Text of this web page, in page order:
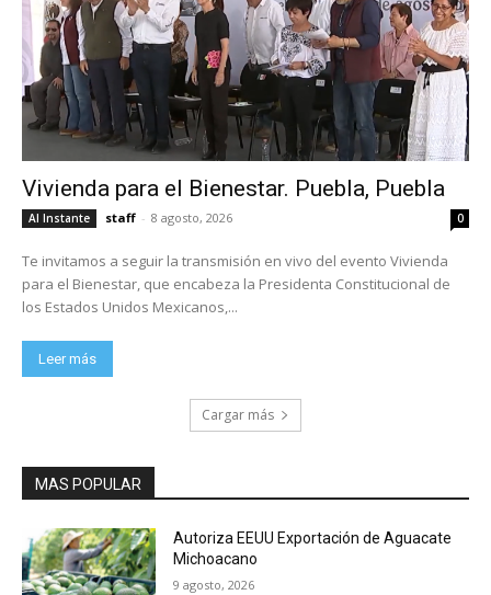
Vivienda para el Bienestar. Puebla, Puebla
Al Instante staff - 8 agosto, 2026 0
Te invitamos a seguir la transmisión en vivo del evento Vivienda
para el Bienestar, que encabeza la Presidenta Constitucional de
los Estados Unidos Mexicanos,...
Leer más
Cargar más
MAS POPULAR
Autoriza EEUU Exportación de Aguacate
Michoacano
9 agosto, 2026